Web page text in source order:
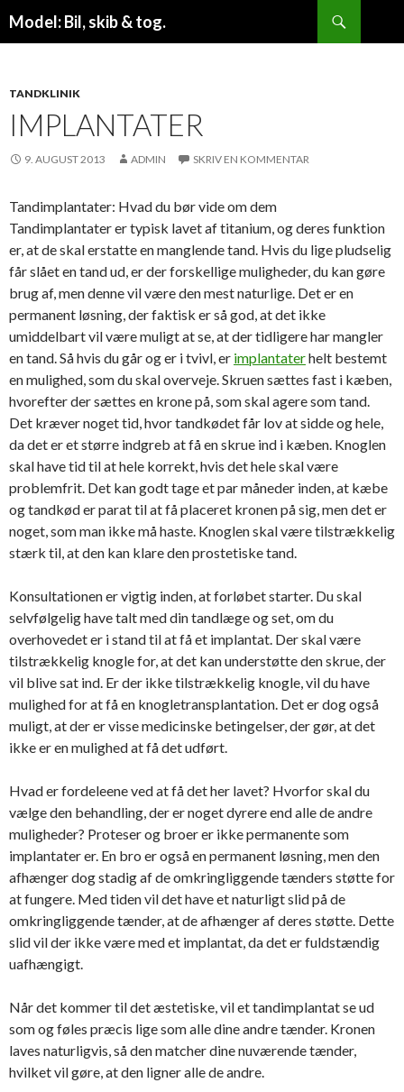
Model: Bil, skib & tog.
TANDKLINIK
IMPLANTATER
9. AUGUST 2013 ADMIN SKRIV EN KOMMENTAR
Tandimplantater: Hvad du bør vide om dem
Tandimplantater er typisk lavet af titanium, og deres funktion
er, at de skal erstatte en manglende tand. Hvis du lige pludselig
får slået en tand ud, er der forskellige muligheder, du kan gøre
brug af, men denne vil være den mest naturlige. Det er en
permanent løsning, der faktisk er så god, at det ikke
umiddelbart vil være muligt at se, at der tidligere har mangler
en tand. Så hvis du går og er i tvivl, er implantaterhelt bestemt
en mulighed, som du skal overveje. Skruen sættes fast i kæben,
hvorefter der sættes en krone på, som skal agere som tand.
Det kræver noget tid, hvor tandkødet får lov at sidde og hele,
da det er et større indgreb at få en skrue ind i kæben. Knoglen
skal have tid til at hele korrekt, hvis det hele skal være
problemfrit. Det kan godt tage et par måneder inden, at kæbe
og tandkød er parat til at få placeret kronen på sig, men det er
noget, som man ikke må haste. Knoglen skal være tilstrækkelig
stærk til, at den kan klare den prostetiske tand.
Konsultationen er vigtig inden, at forløbet starter. Du skal
selvfølgelig have talt med din tandlæge og set, om du
overhovedet er i stand til at få et implantat. Der skal være
tilstrækkelig knogle for, at det kan understøtte den skrue, der
vil blive sat ind. Er der ikke tilstrækkelig knogle, vil du have
mulighed for at få en knogletransplantation. Det er dog også
muligt, at der er visse medicinske betingelser, der gør, at det
ikke er en mulighed at få det udført.
Hvad er fordeleene ved at få det her lavet? Hvorfor skal du
vælge den behandling, der er noget dyrere end alle de andre
muligheder? Proteser og broer er ikke permanente som
implantater er. En bro er også en permanent løsning, men den
afhænger dog stadig af de omkringliggende tænders støtte for
at fungere. Med tiden vil det have et naturligt slid på de
omkringliggende tænder, at de afhænger af deres støtte. Dette
slid vil der ikke være med et implantat, da det er fuldstændig
uafhængigt.
Når det kommer til det æstetiske, vil et tandimplantat se ud
som og føles præcis lige som alle dine andre tænder. Kronen
laves naturligvis, så den matcher dine nuværende tænder,
hvilket vil gøre, at den ligner alle de andre.